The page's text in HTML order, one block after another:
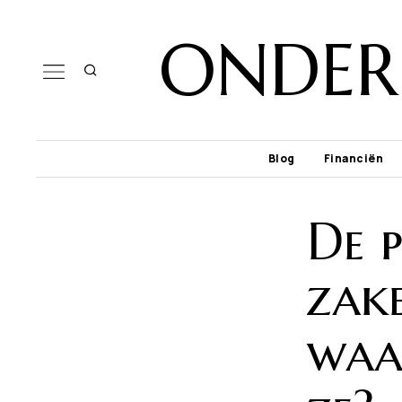
Blog Financiën
De